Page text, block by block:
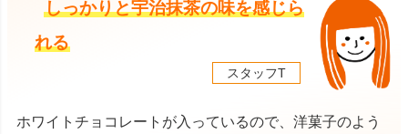
しっかりと宇治抹茶の味を感じら
れる
スタッフT
ホワイトチョコレートが入っているので、洋菓子のよう